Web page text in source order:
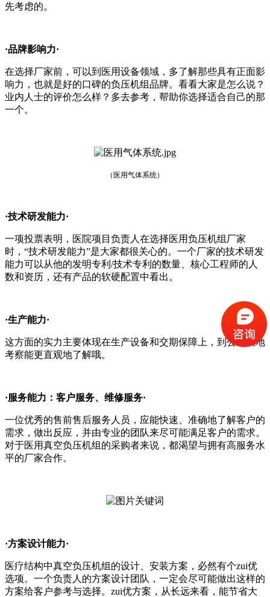
先考虑的。
·品牌影响力·
在选择厂家前，可以到医用设备领域，多了解那些具有正面影
响力，也就是好的口碑的负压机组品牌。看看大家是怎么说？
业内人士的评价怎么样？多去参考，帮助你选择适合自己的那
一个。
（医用气体系统）
·技术研发能力·
一项投票表明，医院项目负责人在选择医用负压机组厂家
时，“技术研发能力”是大家都很关心的。一个厂家的技术研发
能力可以从他的发明专利/技术专利的数量、核心工程师的人
数和资历，还有产品的软硬配置中看出。
·生产能力·
这方面的实力主要体现在生产设备和交期保障上，到公司实地
考察能更直观地了解哦。
·服务能力：客户服务、维修服务·
一位优秀的售前售后服务人员，应能快速、准确地了解客户的
需求，做出反应，并由专业的团队来尽可能满足客户的需求。
对于医用真空负压机组的采购者来说，都渴望与拥有高服务水
平的厂家合作。
·方案设计能力·
医疗结构中真空负压机组的设计、安装方案，必然有个zui优
选项。一个负责人的方案设计团队，一定会尽可能做出这样的
方案给客户参考与选择。zui优方案，从长远来看，能节省大